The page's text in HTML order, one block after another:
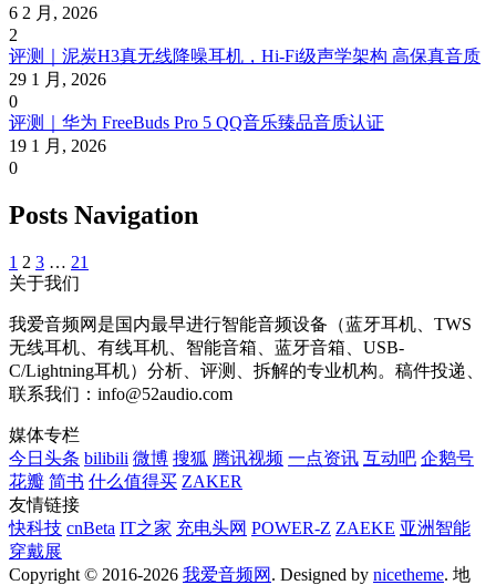
6 2 月, 2026
2
评测｜泥炭H3真无线降噪耳机，Hi-Fi级声学架构 高保真音质
29 1 月, 2026
0
评测｜华为 FreeBuds Pro 5 QQ音乐臻品音质认证
19 1 月, 2026
0
Posts Navigation
1 2 3 … 21
关于我们
我爱音频网是国内最早进行智能音频设备（蓝牙耳机、TWS
无线耳机、有线耳机、智能音箱、蓝牙音箱、USB-
C/Lightning耳机）分析、评测、拆解的专业机构。稿件投递、
联系我们：info@52audio.com
媒体专栏
今日头条 bilibili 微博 搜狐 腾讯视频 一点资讯 互动吧 企鹅号
花瓣 简书 什么值得买 ZAKER
友情链接
快科技 cnBeta IT之家 充电头网 POWER-Z ZAEKE 亚洲智能
穿戴展
Copyright © 2016-2026 我爱音频网 . Designed by nicetheme. 地